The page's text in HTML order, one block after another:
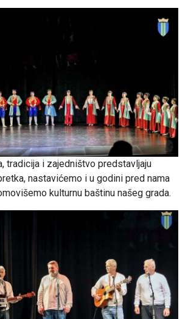
tradicija i zajedništvo predstavljaju
nastavićemo i u godini pred nama
kulturnu baštinu našeg grada.